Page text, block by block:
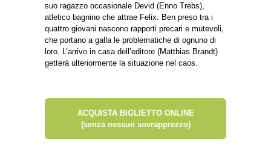
suo ragazzo occasionale Devid (Enno Trebs),
atletico bagnino che attrae Felix. Ben preso tra i
quattro giovani nascono rapporti precari e mutevoli,
che portano a galla le problematiche di ognuno di
loro. L’arrivo in casa dell’editore (Matthias Brandt)
getterà ulteriormente la situazione nel caos.
ACQUISTA BIGLIETTO ONLINE
(senza nessun sovrapprezzo)